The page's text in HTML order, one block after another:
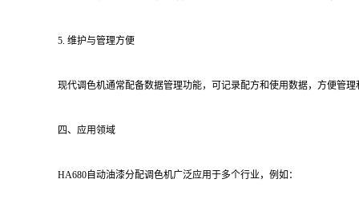
5. 维护与管理方便
现代调色机通常配备数据管理功能，可记录配方和使用数据，方便管理
四、应用领域
HA680自动油漆分配调色机广泛应用于多个行业，例如：